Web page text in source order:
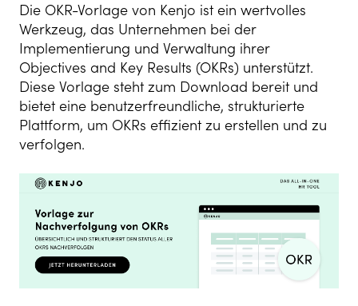
Die OKR-Vorlage von Kenjo ist ein wertvolles
Werkzeug, das Unternehmen bei der
Implementierung und Verwaltung ihrer
Objectives and Key Results (OKRs) unterstützt.
Diese Vorlage steht zum Download bereit und
bietet eine benutzerfreundliche, strukturierte
Plattform, um OKRs effizient zu erstellen und zu
verfolgen.